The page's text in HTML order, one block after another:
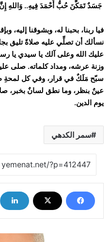
جَسَدٌ تَمَكَّنَ حُبُّ أَحْمَدَ فِيهِ.. وَاللهِ إِنَّ
فيا ربنا، بحبنا له، وبشوقنا إليه،
نسألك أن تصلِّي عليه صلاةً تليق
عليك الله وعلى آلك يا سيدي يا
وزنة عرشه، ومداد كلماته. صلى
سبّح مَلَكٌ في قرار، وفي كل
عينٌ بنظر، وما نطق لسانٌ بخبر،
يوم الدين.
سمر الكدهي